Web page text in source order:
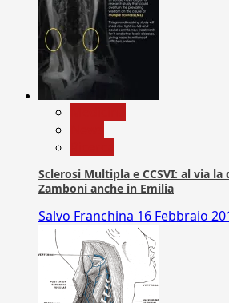
Sclerosi Multipla e CCSVI: al via
Zamboni anche in Emilia
Salvo Franchina 16 Febbraio